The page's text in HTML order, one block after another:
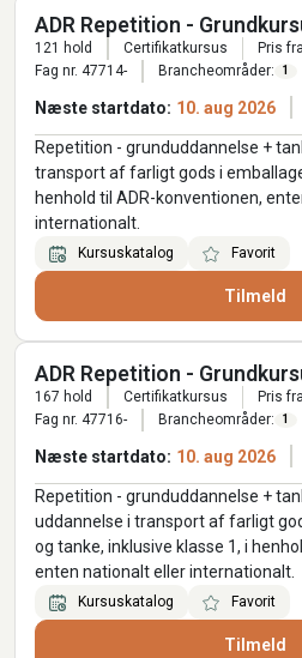
ADR Repetition -
121 hold Certifikatkursus Pris
Fag nr. 47714- Brancheområder: 1
Næste startdato: 10. aug 2026
Repetition - grunduddannelse +
transport af farligt gods i
henhold til ADR-konventionen,
internationalt.
Kursuskatalog Favorit
Tilmeld
ADR Repetition -
167 hold Certifikatkursus Pris
Fag nr. 47716- Brancheområder: 1
Næste startdato: 10. aug 2026
Repetition - grunduddannelse +
uddannelse i transport af farligt
og tanke, inklusive klasse 1, i
enten nationalt eller internationalt.
Kursuskatalog Favorit
Tilmeld